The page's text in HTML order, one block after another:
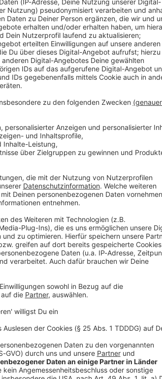
Polizei an einem Infostand
worden. Drei junge Leute seien
den 70-Jährigen aus Griesstätt
sich nach Angaben des AfD-
in Rott am Inn, Michael
am Bein und Bauch
Pressemitteilung die
sich demnach vor dem
das Transparent
seien geschubst und
hätten sich die Aktivistinnen